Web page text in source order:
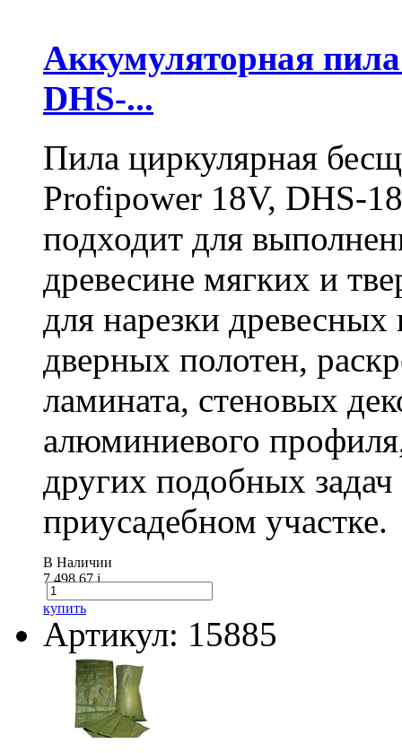
Аккумуляторная
DHS-...
Пила циркулярная
Profipower 18V, DHS-
подходит для
древесине мягких и
для нарезки
дверных полотен,
ламината, стеновых
алюминиевого
других подобных
приусадебном участке.
В Наличии
7 498.67i
купить
Артикул: 15885